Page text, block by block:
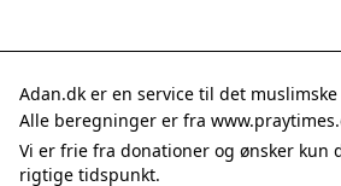
Tranbjerg
Trustrup
Billund
Adan.dk er en service til det
Alle beregninger er fra
Vi er frie fra donationer og ønsker kun
rigtige tidspunkt.